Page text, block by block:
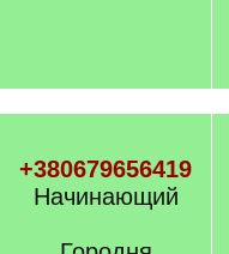
+380679656419
Начинающий